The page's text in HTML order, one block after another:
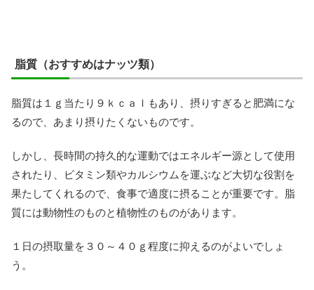
脂質（おすすめはナッツ類）
脂質は１ｇ当たり９ｋｃａｌもあり、摂りすぎると肥満にな
るので、あまり摂りたくないものです。
しかし、長時間の持久的な運動ではエネルギー源として使用
されたり、ビタミン類やカルシウムを運ぶなど大切な役割を
果たしてくれるので、食事で適度に摂ることが重要です。脂
質には動物性のものと植物性のものがあります。
１日の摂取量を３０～４０ｇ程度に抑えるのがよいでしょ
う。